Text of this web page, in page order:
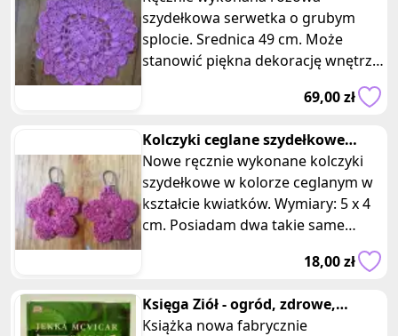
szydełkowa serwetka o grubym
splocie. Srednica 49 cm. Może
stanowić piękna dekorację wnętrza
69,00 zł
Kolczyki ceglane szydełkowe
kwiatki
Nowe ręcznie wykonane kolczyki
szydełkowe w kolorze ceglanym w
kształcie kwiatków. Wymiary: 5 x 4
cm. Posiadam dwa takie same
zestawy (ręczne wykonanie, mogą
18,00 zł
Księga Ziół - ogród, zdrowe,
kuchnia, dom Jekka McVicar
Książka nowa fabrycznie